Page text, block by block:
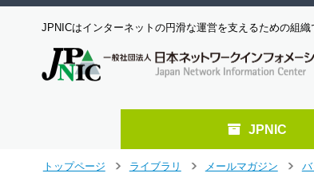
JPNICはインターネットの円滑な運営を支えるための組織
JPNIC
トップページ
ライブラリ
メールマガジン